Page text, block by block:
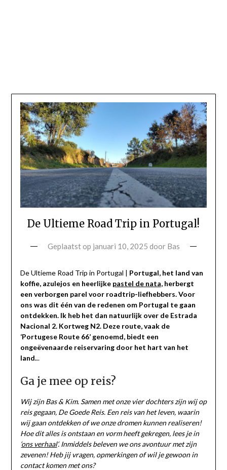
De Ultieme Road Trip in Portugal!
Geplaatst op januari 10, 2025 door Bas
De Ultieme Road Trip in Portugal | Portugal, het land van
koffie, azulejos en heerlijke pastel de nata, herbergt
een verborgen parel voor roadtrip-liefhebbers. Voor
ons was dit één van de redenen om Portugal te gaan
ontdekken. Ik heb het dan natuurlijk over de Estrada
Nacional 2. Kortweg N2. Deze route, vaak de
‘Portugese Route 66’ genoemd, biedt een
ongeëvenaarde reiservaring door het hart van het
land...
Ga je mee op reis?
Wij zijn Bas & Kim. Samen met onze vier dochters zijn wij op
reis gegaan, De Goede Reis. Een reis van het leven, waarin
wij gaan ontdekken of we onze dromen kunnen realiseren!
Hoe dit alles is ontstaan en vorm heeft gekregen, lees je in
ons verhaal‘. Inmiddels beleven we ons avontuur met zijn
zevenen! Heb jij vragen, opmerkingen of wil je gewoon in
contact komen met ons?